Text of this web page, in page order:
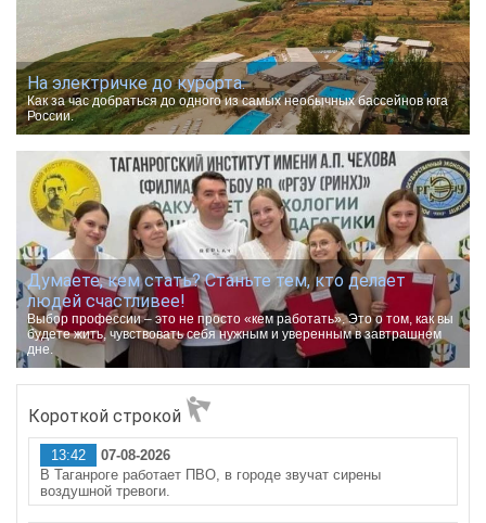
На электричке до курорта.
Как за час добраться до одного из самых необычных бассейнов юга
России.
Думаете, кем стать? Станьте тем, кто делает
людей счастливее!
Выбор профессии – это не просто «кем работать». Это о том, как вы
будете жить, чувствовать себя нужным и уверенным в завтрашнем
дне.
Короткой строкой
13:42
07-08-2026
В Таганроге работает ПВО, в городе звучат сирены
воздушной тревоги.